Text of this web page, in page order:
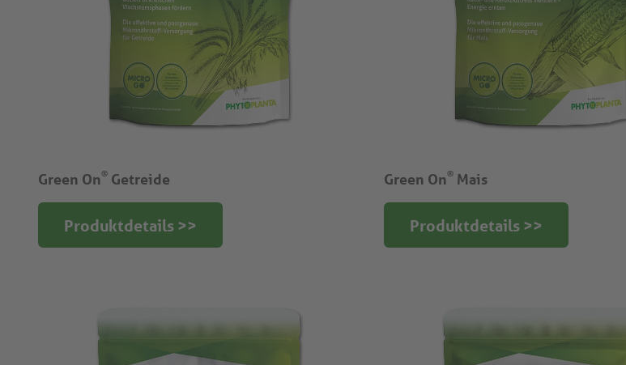
Green On® Getreide
Produktdetails >>
Green On®Mais
Produktdetails >>